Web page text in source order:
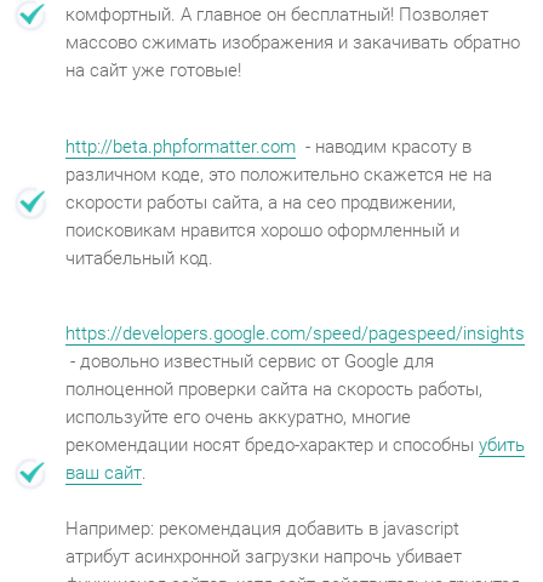
комфортный. А главное он бесплатный! Позволяет
массово сжимать изображения и закачивать обратно
на сайт уже готовые!
http://beta.phpformatter.com- наводим красоту в
различном коде, это положительно скажется не на
скорости работы сайта, а на сео продвижении,
поисковикам нравится хорошо оформленный и
читабельный код.
https://developers.google.com/speed/pagespeed/insights
- довольно известный сервис от Google для
полноценной проверки сайта на скорость работы,
используйте его очень аккуратно, многие
рекомендации носят бредо-характер и способны убить
ваш сайт.
Например: рекомендация добавить в javascript
атрибут асинхронной загрузки напрочь убивает